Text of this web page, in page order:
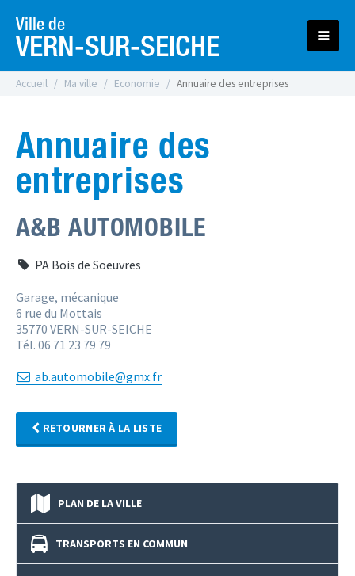
Ville de
VERN-SUR-SEICHE
Accueil Ma ville Economie Annuaire des entreprises
Annuaire des
entreprises
A&B AUTOMOBILE
PA Bois de Soeuvres
Garage, mécanique
6 rue du Mottais
35770 VERN-SUR-SEICHE
Tél. 06 71 23 79 79
ab.automobile@gmx.fr
RETOURNER À LA LISTE
PLAN DE LA VILLE
TRANSPORTS EN COMMUN